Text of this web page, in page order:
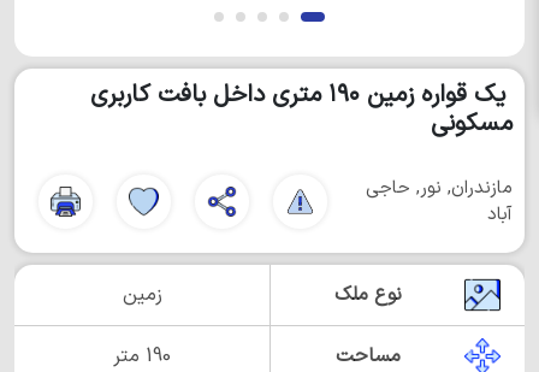
یک قواره زمین ۱۹۰ متری داخل بافت کاربری
مسکونی
مازندران, نور, حاجی
آباد
نوع ملک زمین
مساحت 190 متر